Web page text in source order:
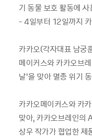
기 동물 보호 활동에 사
- 4일부터 12일까지
카카오(각자대표 남궁
메이커스와 카카오브
날’을 맞아 멸종 위기
카카오메이커스와 카
맞아, 카카오브레인의
상우 작가가 협업한 제